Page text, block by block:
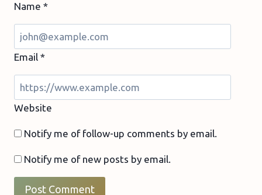
Name *
Email *
Website
Notify me of follow-up comments by email.
Notify me of new posts by email.